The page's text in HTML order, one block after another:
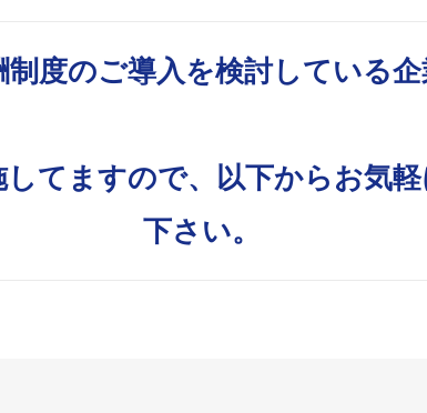
制度のご導入を検討している企
てますので、以下からお気
下さい。